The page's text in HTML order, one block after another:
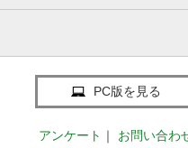
PC版を見る
アンケート ｜
お問い合わ